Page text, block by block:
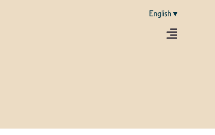
English▼